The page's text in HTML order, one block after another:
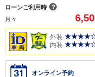
ローンご利用時 ？
月々
外装
内装
オンライン予約